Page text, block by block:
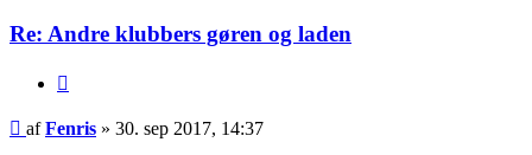
Re: Andre klubbers gøren og laden
Indlæg
afFenris » 30. sep 2017, 14:37